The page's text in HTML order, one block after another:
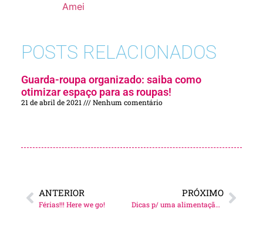
Amei
POSTS RELACIONADOS
Guarda-roupa organizado: saiba como
otimizar espaço para as roupas!
21 de abril de 2021 Nenhum comentário
ANTERIOR
Férias!!! Here we go!
PRÓXIMO
Dicas p/ uma alimentação saudável em 2023!